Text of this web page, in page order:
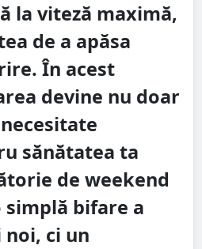
la viteză maximă,
de a apăsa
În acest
devine nu doar
sănătatea ta
de weekend
simplă bifare a
ci un